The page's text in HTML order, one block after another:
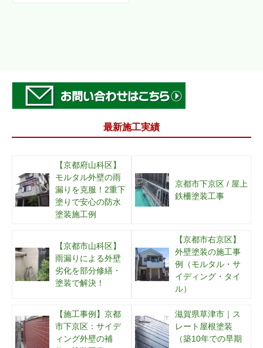
最新施工実績
【京都府山科区】
モルタル外壁の雨
漏りを克服！2重下
塗りで安心の防水
塗装施工例
京都市下京区 / 屋上
鉄柵塗装工事
【京都市山科区】
雨漏りによる外壁
劣化を部分修繕・
塗装で解決！
【京都市右京区】
外壁塗装の施工事
例（モルタル・サ
イディング・タイ
ル）
【施工事例】京都
市下京区：サイデ
ィング外壁の補
滋賀県草津市｜ス
レート屋根塗装
（築10年での早期